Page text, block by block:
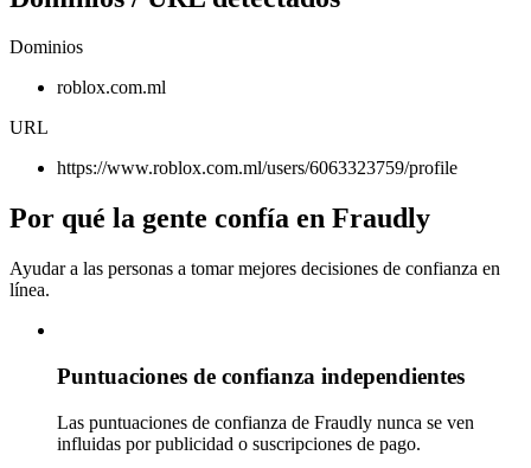
Dominios
roblox.com.ml
URL
https://www.roblox.com.ml/users/6063323759/profile
Por qué la gente confía en Fraudly
Ayudar a las personas a tomar mejores decisiones de confianza en
línea.
Puntuaciones de confianza independientes
Las puntuaciones de confianza de Fraudly nunca se ven
influidas por publicidad o suscripciones de pago.